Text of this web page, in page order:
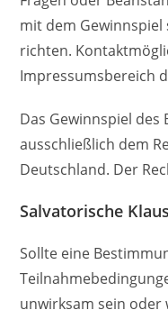
mit dem
richten.
Impressumsbereich
Das Gewinnspiel
ausschließlich dem
Deutschland. Der
Salvatorische
Sollte eine
unwirksam sein